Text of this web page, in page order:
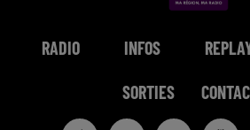
RADIO INFOS
SORTIES